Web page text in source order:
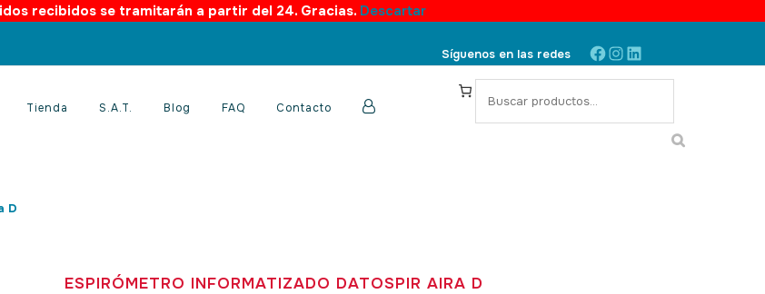
recibidos se tramitarán a partir del 24. Gracias. Descartar
Síguenos en las redes Facebook
Instagram
LinkedIn
S
Tienda S.A.T. Blog FAQ Contacto
D
ESPIRÓMETRO INFORMATIZADO DATOSPIR AIRA D